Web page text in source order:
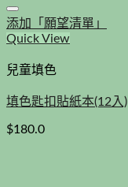
添加「願望清單」
Quick View
兒童填色
填色匙扣貼紙本(12入)
$180.0